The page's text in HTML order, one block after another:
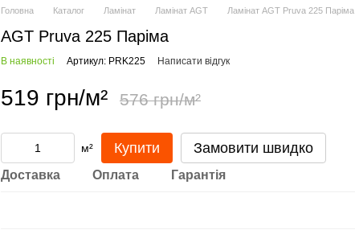
Головна Каталог Ламінат Ламінат AGT Ламінат AGT Pruva 225 Паріма
AGT Pruva 225 Паріма
В наявності Артикул: PRK225 Написати відгук
519 грн/м² 576 грн/м²
м² Купити Замовити швидко
Доставка Оплата Гарантія